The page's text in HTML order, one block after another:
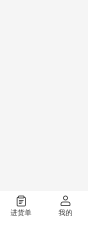
进货单 我的